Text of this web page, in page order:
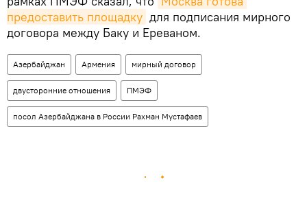
предоставить площадку для подписания мирного
договора между Баку и Ереваном.
Азербайджан Армения мирный договор
двусторонние отношения ПМЭФ
посол Азербайджана в России Рахман Мустафаев